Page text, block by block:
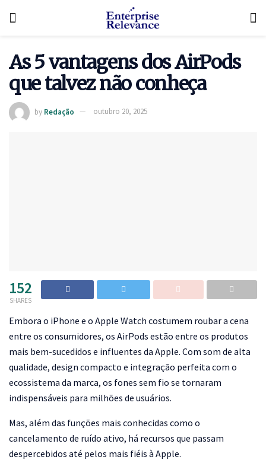
As 5 vantagens dos AirPods
que talvez não conheça
by Redação outubro 20, 2025
152
SHARES
Embora o iPhone e o Apple Watch costumem roubar a cena
entre os consumidores, os AirPods estão entre os produtos
mais bem-sucedidos e influentes da Apple. Com som de alta
qualidade, design compacto e integração perfeita com o
ecossistema da marca, os fones sem fio se tornaram
indispensáveis para milhões de usuários.
Mas, além das funções mais conhecidas como o
cancelamento de ruído ativo, há recursos que passam
despercebidos até pelos mais fiéis à Apple.